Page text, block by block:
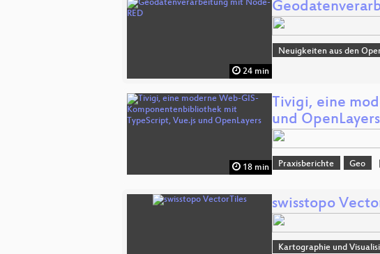
24 min
Neuigkeiten aus den
18 min
Tivigi, eine
und OpenLayers
Praxisberichte Geo
swisstopo
Kartographie und